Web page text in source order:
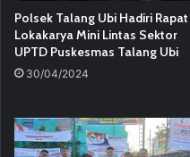
Polsek Talang Ubi Hadiri Rapat
Lokakarya Mini Lintas Sektor
UPTD Puskesmas Talang Ubi
30/04/2024